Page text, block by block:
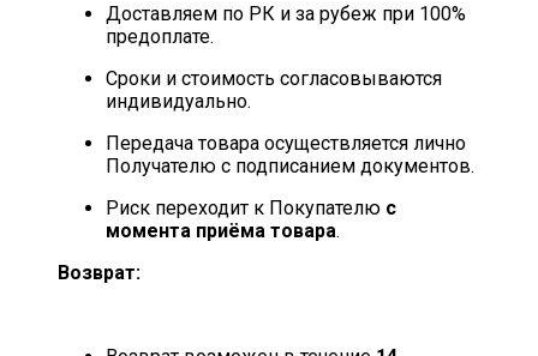
Доставляем по РК и за рубеж при 100%
предоплате.
Сроки и стоимость согласовываются
индивидуально.
Передача товара осуществляется лично
Получателю с подписанием документов.
Риск переходит к Покупателю с
момента приёма товара.
Возврат: